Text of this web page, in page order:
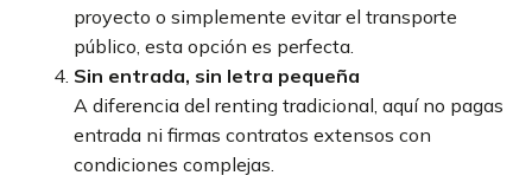
proyecto o simplemente evitar el transporte
público, esta opción es perfecta.
Sin entrada, sin letra pequeña
A diferencia del renting tradicional, aquí no pagas
entrada ni firmas contratos extensos con
condiciones complejas.